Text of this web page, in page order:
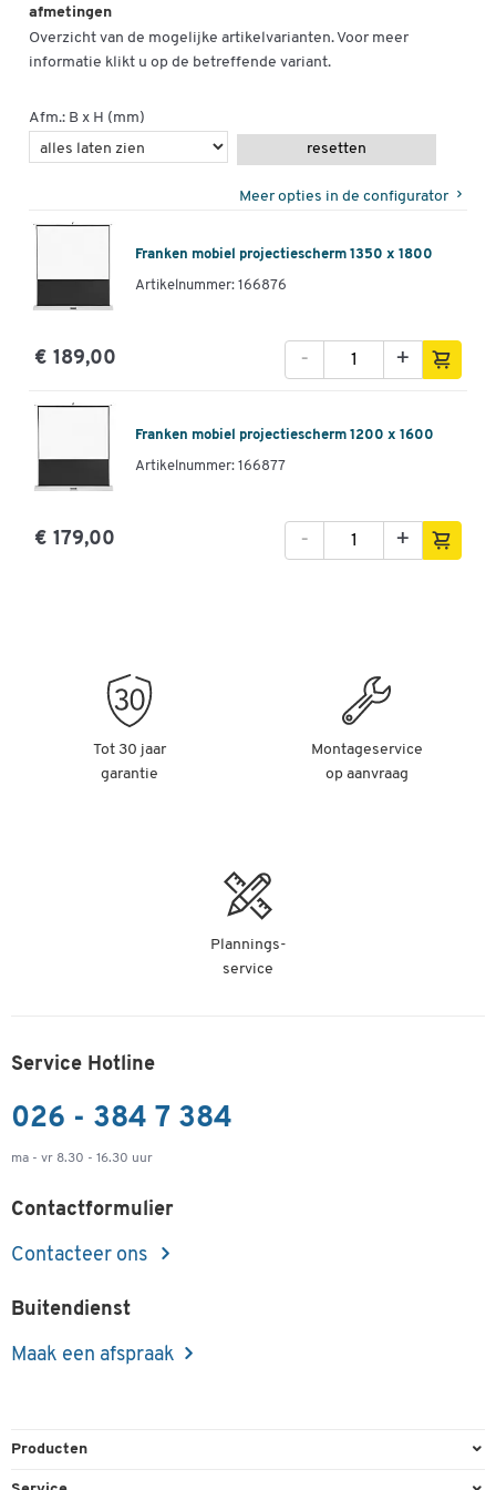
afmetingen
Overzicht van de mogelijke artikelvarianten. Voor meer
informatie klikt u op de betreffende variant.
Afm.: B x H (mm)
resetten
Meer opties in de configurator
Franken mobiel projectiescherm 1350 x 1800
Artikelnummer: 166876
€ 189,00 +
-
Franken mobiel projectiescherm 1200 x 1600
Artikelnummer: 166877
€ 179,00 +
-
Tot 30 jaar
garantie
Montageservice
op aanvraag
Plannings-
service
Service Hotline
026 - 384 7 384
ma - vr 8.30 - 16.30 uur
Contactformulier
Contacteer ons
Buitendienst
Maak een afspraak
Producten
Kantoorbenodigdheden